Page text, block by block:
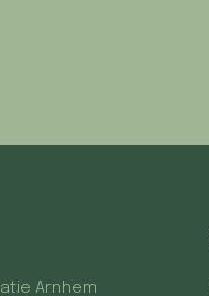
Arnhem